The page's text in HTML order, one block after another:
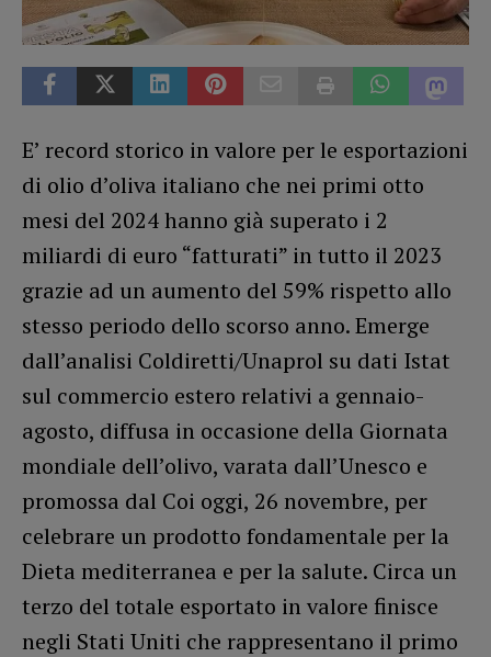
E’ record storico in valore per le esportazioni
di olio d’oliva italiano che nei primi otto
mesi del 2024 hanno già superato i 2
miliardi di euro “fatturati” in tutto il 2023
grazie ad un aumento del 59% rispetto allo
stesso periodo dello scorso anno. Emerge
dall’analisi Coldiretti/Unaprol su dati Istat
sul commercio estero relativi a gennaio-
agosto, diffusa in occasione della Giornata
mondiale dell’olivo, varata dall’Unesco e
promossa dal Coi oggi, 26 novembre, per
celebrare un prodotto fondamentale per la
Dieta mediterranea e per la salute. Circa un
terzo del totale esportato in valore finisce
negli Stati Uniti che rappresentano il primo